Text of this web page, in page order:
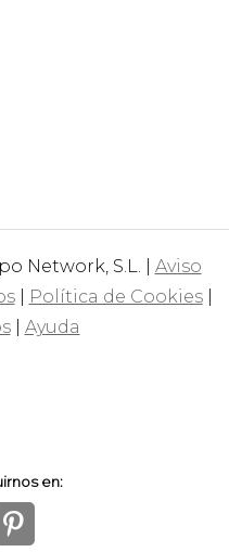
Network, S.L. | Aviso
| Política de Cookies|
| Ayuda
en:
1